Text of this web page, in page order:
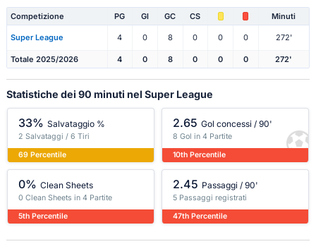
Competizione PG Gl GC CS Minuti
Super League 4 0 8 0 0 0 272'
Totale 2025/2026 4 0 8 0 0 0 272'
Statistiche dei 90 minuti nel Super League
33% Salvataggio %
2 Salvataggi / 6 Tiri
69 Percentile
2.65 Gol concessi / 90'
8 Gol in 4 Partite
10th Percentile
0% Clean Sheets
0 Clean Sheets in 4 Partite
5th Percentile
2.45 Passaggi / 90'
5 Passaggi registrati
47th Percentile